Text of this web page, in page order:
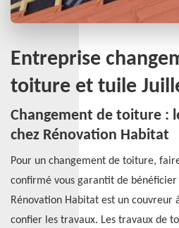
Entreprise
toiture et tuile
Changement de toiture :
chez Rénovation Habitat
Pour un changement de toiture,
confirmé vous garantit de
Rénovation Habitat est un couvreur
confier les travaux. Les travaux de